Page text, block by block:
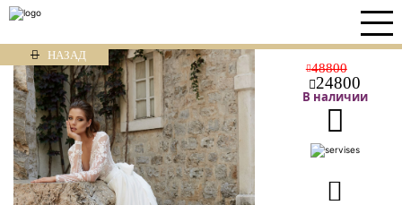
НАЗАД
48800
24800
В наличии